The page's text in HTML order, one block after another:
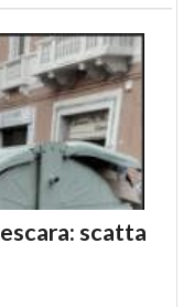
scatta